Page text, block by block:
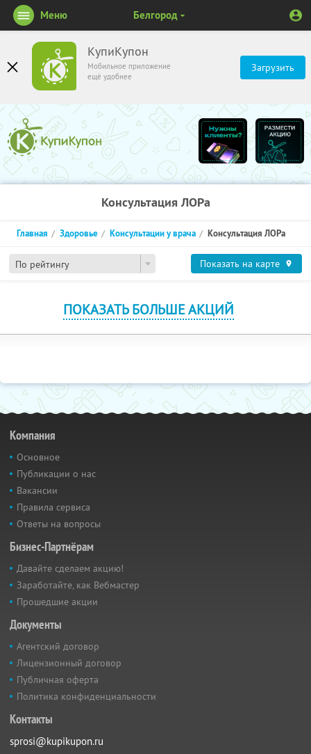
КупиКупон
Мобильное приложение
ещё удобнее
Загрузить
Меню Белгород
Консультация ЛОРа
По рейтингу
Главная Здоровье Консультации у врача Консультация ЛОРа
Показать на карте
ПОКАЗАТЬ БОЛЬШЕ АКЦИЙ
Компания
Основное
Публикации о нас
Вакансии
Правила сервиса
Ответы на вопросы
Бизнес-Партнёрам
Давайте сделаем акцию!
Заработайте, как Вебмастер
Прошедшие акции
Документы
Агентский договор
Лицензионный договор
Публичная оферта
Политика конфиденциальности
Контакты
sprosi@kupikupon.ru